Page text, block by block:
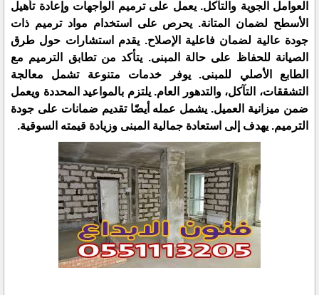
العوامل الجوية والتآكل. يعمل على ترميم الواجهات وإعادة تأهيل
الأسطح لضمان المتانة. يحرص على استخدام مواد ترميم ذات
جودة عالية لضمان فاعلية الإصلاح. يقدم استشارات حول طرق
الصيانة للحفاظ على حالة المبنى. يتأكد من تطابق الترميم مع
الطابع الأصلي للمبنى. يوفر خدمات متنوعة تشمل معالجة
التشققات، التآكل، والتدهور العام. يلتزم بالمواعيد المحددة ويعمل
ضمن ميزانية العميل. يشمل عمله أيضًا تقديم ضمانات على جودة
الترميم. يهدف إلى استعادة جمالية المبنى وزيادة قيمته السوقية.